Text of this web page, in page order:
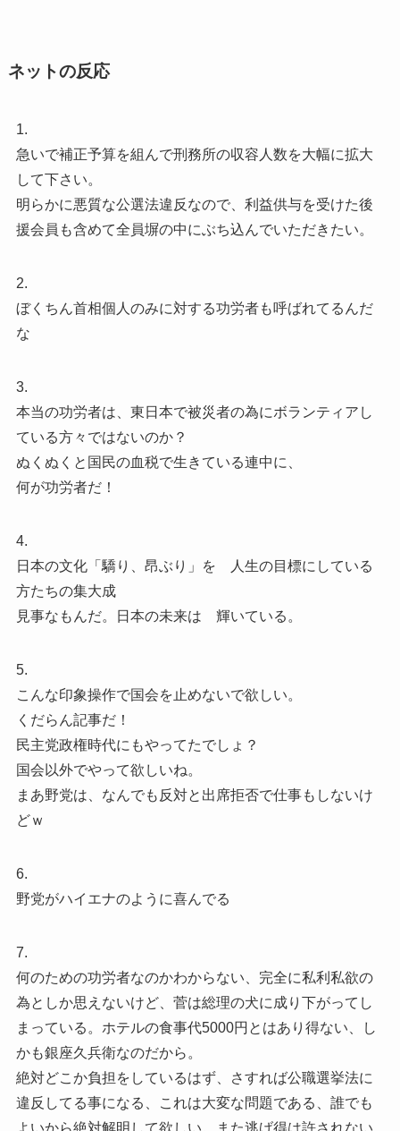
ネットの反応
1.
急いで補正予算を組んで刑務所の収容人数を大幅に拡大
して下さい。
明らかに悪質な公選法違反なので、利益供与を受けた後
援会員も含めて全員塀の中にぶち込んでいただきたい。
2.
ぼくちん首相個人のみに対する功労者も呼ばれてるんだ
な
3.
本当の功労者は、東日本で被災者の為にボランティアし
ている方々ではないのか？
ぬくぬくと国民の血税で生きている連中に、
何が功労者だ！
4.
日本の文化「驕り、昂ぶり」を 人生の目標にしている
方たちの集大成
見事なもんだ。日本の未来は 輝いている。
5.
こんな印象操作で国会を止めないで欲しい。
くだらん記事だ！
民主党政権時代にもやってたでしょ？
国会以外でやって欲しいね。
まあ野党は、なんでも反対と出席拒否で仕事もしないけ
どｗ
6.
野党がハイエナのように喜んでる
7.
何のための功労者なのかわからない、完全に私利私欲の
為としか思えないけど、菅は総理の犬に成り下がってし
まっている。ホテルの食事代5000円とはあり得ない、し
かも銀座久兵衛なのだから。
絶対どこか負担をしているはず、さすれば公職選挙法に
違反してる事になる、これは大変な問題である、誰でも
よいから絶対解明して欲しい。また逃げ得は許されない